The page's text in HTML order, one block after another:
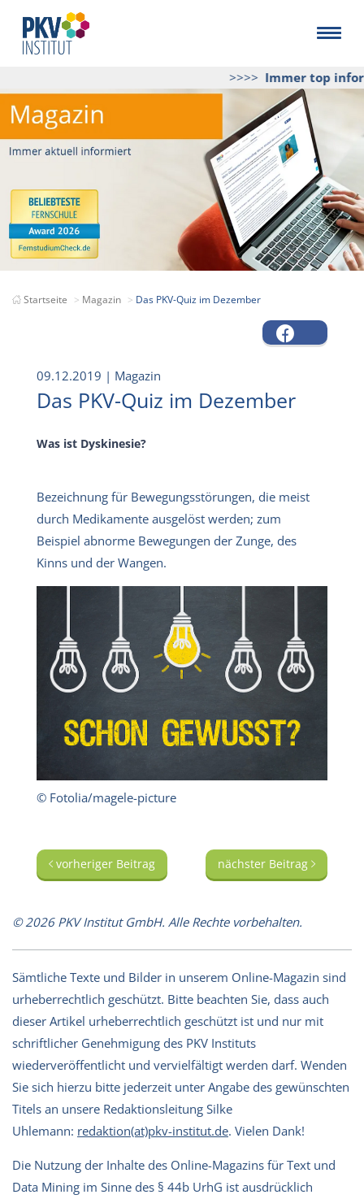
>>>>Immer top
Startseite Magazin Das PKV-Quiz im Dezember
09.12.2019 | Magazin
Das PKV-Quiz im Dezember
Was ist Dyskinesie?
Bezeichnung für Bewegungsstörungen, die meist
durch Medikamente ausgelöst werden; zum
Beispiel abnorme Bewegungen der Zunge, des
Kinns und der Wangen.
© Fotolia/magele-picture
vorheriger Beitrag nächster Beitrag
© 2026 PKV Institut GmbH. Alle Rechte vorbehalten.
Sämtliche Texte und Bilder in unserem Online-Magazin sind
urheberrechtlich geschützt. Bitte beachten Sie, dass auch
dieser Artikel urheberrechtlich geschützt ist und nur mit
schriftlicher Genehmigung des PKV Instituts
wiederveröffentlicht und vervielfältigt werden darf. Wenden
Sie sich hierzu bitte jederzeit unter Angabe des gewünschten
Titels an unsere Redaktionsleitung Silke
Uhlemann: redaktion(at)pkv-institut.de. Vielen Dank!
Die Nutzung der Inhalte des Online-Magazins für Text und
Data Mining im Sinne des § 44b UrhG ist ausdrücklich